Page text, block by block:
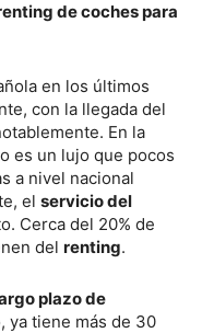
de coches para
en los últimos
con la llegada del
En la
es un lujo que pocos
a nivel nacional
el servicio del
Cerca del 20% de
del renting.
plazo de
ya tiene más de 30